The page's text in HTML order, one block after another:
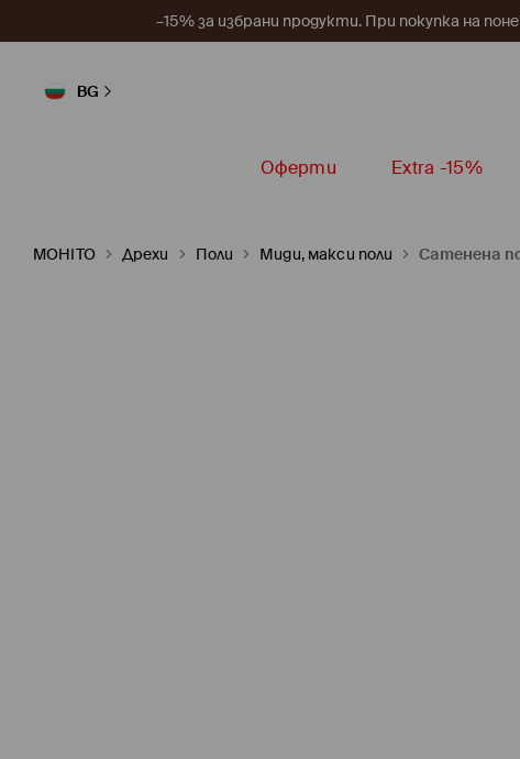
–15% за избрани продукти. При покупка на
BG
Оферти Extra -15%
MOHITO Дрехи Поли Миди, макси поли Сатенена